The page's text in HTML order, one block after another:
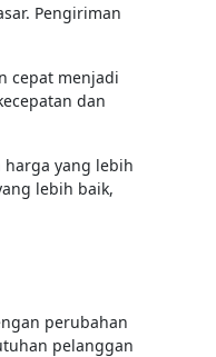
Pengiriman
cepat menjadi
dan
yang lebih
lebih baik,
perubahan
pelanggan